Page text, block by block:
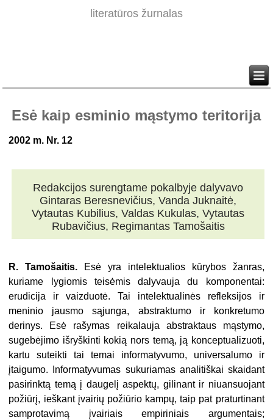
literatūros žurnalas
Esė kaip esminio mąstymo teritorija
2002 m. Nr. 12
Redakcijos surengtame pokalbyje dalyvavo
Gintaras Beresnevičius, Vanda Juknaitė,
Vytautas Kubilius, Valdas Kukulas, Vytautas
Rubavičius, Regimantas Tamošaitis
R. Tamošaitis. Esė yra intelektualios kūrybos žanras,
kuriame lygiomis teisėmis dalyvauja du komponentai:
erudicija ir vaizduotė. Tai intelektualinės refleksijos ir
meninio jausmo sąjunga, abstraktumo ir konkretumo
derinys. Esė rašymas reikalauja abstraktaus mąstymo,
sugebėjimo išryškinti kokią nors temą, ją konceptualizuoti,
kartu suteikti tai temai informatyvumo, universalumo ir
įtaigumo. Informatyvumas sukuriamas analitiškai skaidant
pasirinktą temą į daugelį aspektų, gilinant ir niuansuojant
požiūrį, ieškant įvairių požiūrio kampų, taip pat praturtinant
samprotavimą įvairiais empiriniais argumentais;